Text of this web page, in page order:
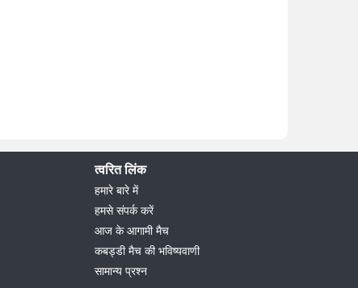
त्वरित लिंक
हमारे बारे में
हमसे संपर्क करें
आज के आगामी मैच
कबड्डी मैच की भविष्यवाणी
सामान्य प्रश्न